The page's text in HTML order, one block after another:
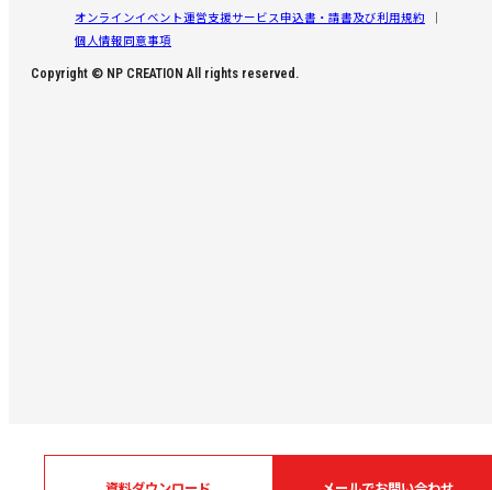
オンラインイベント運営支援サービス申込書・請書及び利用規約
個人情報同意事項
Copyright © NP CREATION All rights reserved.